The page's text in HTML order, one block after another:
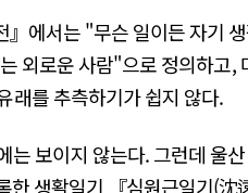
』에서는 "무슨 일이든 자기
외로운 사람"으로 정의하고
래를 추측하기가 쉽지 않다.
는 보이지 않는다. 그런데 울
한 생활일기 『심원근일기(